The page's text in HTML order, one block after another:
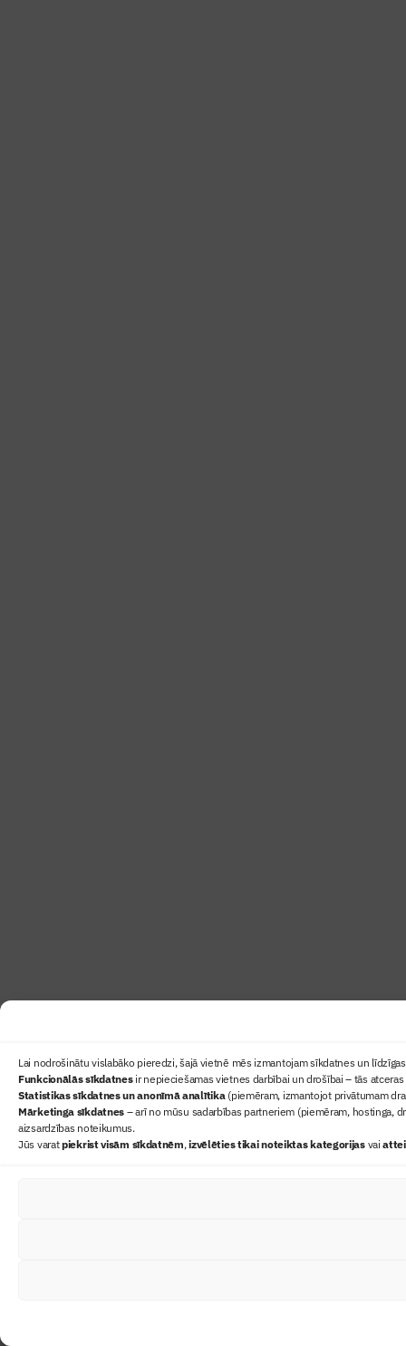
Lai nodrošinātu vislabāko pieredzi, šajā vietnē mēs izmantojam sīkdatnes un
Funkcionālās sīkdatnesir nepieciešamas vietnes darbībai un drošībai – tās
Statistikas sīkdatnes un anonīmā analītika(piemēram, izmantojot privātumam
Mārketinga sīkdatnes – arī no mūsu sadarbības partneriem (piemēram, hostinga,
aizsardzības noteikumus.
Jūs varatpiekrist visām sīkdatnēm,izvēlēties tikai noteiktas kategorijasvai